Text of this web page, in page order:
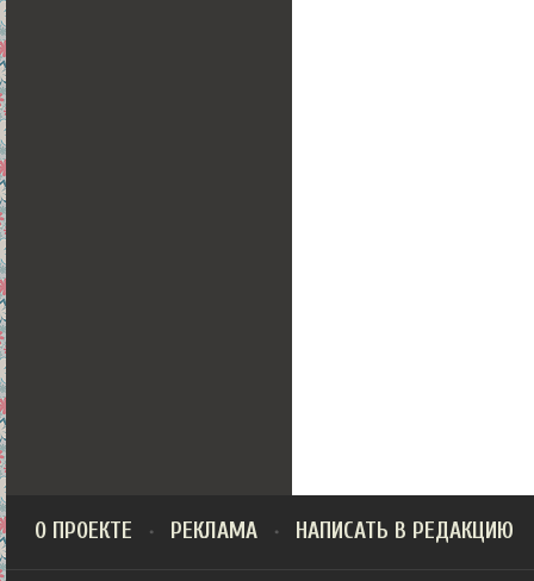
О ПРОЕКТЕ РЕКЛАМА НАПИСАТЬ В РЕДАКЦИЮ